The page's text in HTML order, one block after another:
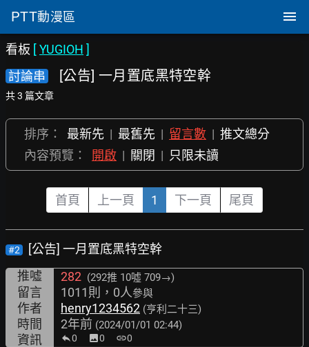
PTT動漫區
看板 [YUGIOH ]
討論串
[公告] 一月置底黑特空幹
共 3 篇文章
排序： 最新先 | 最舊先 | 留言數 | 推文總分
內容預覽：
開啟 | 關閉 | 只限未讀
首頁 上一頁 1 下一頁 尾頁
#2
[公告] 一月置底黑特空幹
推噓
282 (292推 10噓 709→)
留言 1011則，0人參與
作者 henry1234562 (亨利二十三)
時間 2年前 (2024/01/01 02:44)
資訊 0 image0 link0